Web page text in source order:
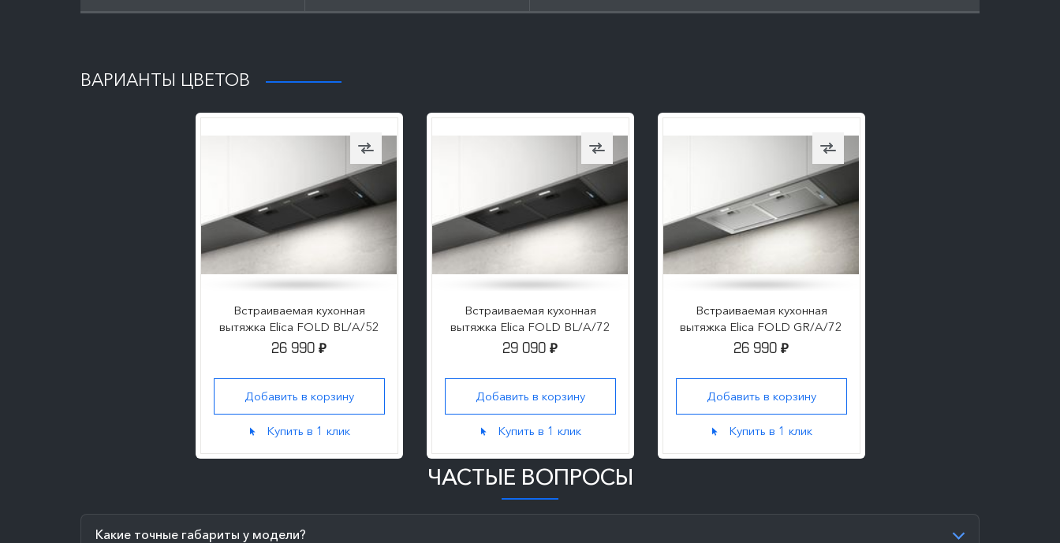
ВАРИАНТЫ ЦВЕТОВ
Встраиваемая кухонная
вытяжка Elica FOLD BL/A/52
26 990 ₽
Добавить в корзину
Купить в 1 клик
Встраиваемая кухонная
вытяжка Elica FOLD BL/A/72
29 090 ₽
Добавить в корзину
Купить в 1 клик
Встраиваемая кухонная
вытяжка Elica FOLD GR/A/72
26 990 ₽
Добавить в корзину
Купить в 1 клик
ЧАСТЫЕ ВОПРОСЫ
Какие точные габариты у модели?